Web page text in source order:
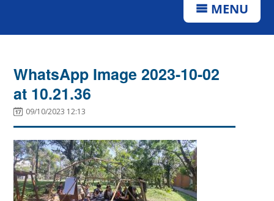
MENU
WhatsApp Image 2023-10-02
at 10.21.36
09/10/2023 12:13